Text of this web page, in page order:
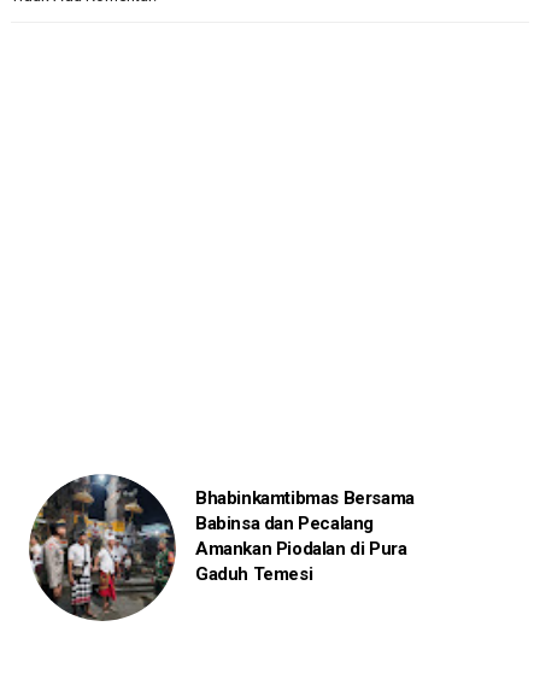
Bhabinkamtibmas Bersama
Babinsa dan Pecalang
Amankan Piodalan di Pura
Gaduh Temesi